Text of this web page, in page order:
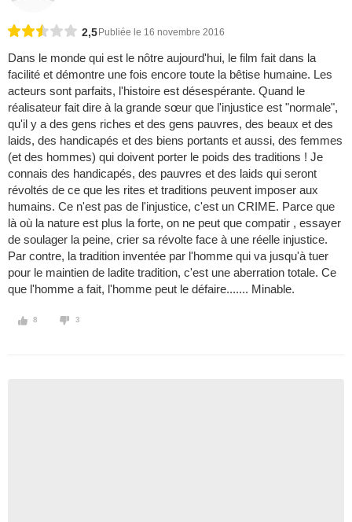
2,5 Publiée le 16 novembre 2016
Dans le monde qui est le nôtre aujourd'hui, le film fait dans la
facilité et démontre une fois encore toute la bêtise humaine. Les
acteurs sont parfaits, l'histoire est désespérante. Quand le
réalisateur fait dire à la grande sœur que l'injustice est "normale",
qu'il y a des gens riches et des gens pauvres, des beaux et des
laids, des handicapés et des biens portants et aussi, des femmes
(et des hommes) qui doivent porter le poids des traditions ! Je
connais des handicapés, des pauvres et des laids qui seront
révoltés de ce que les rites et traditions peuvent imposer aux
humains. Ce n'est pas de l'injustice, c'est un CRIME. Parce que
là où la nature est plus la forte, on ne peut que compatir , essayer
de soulager la peine, crier sa révolte face à une réelle injustice.
Par contre, la tradition inventée par l'homme qui va jusqu'à tuer
pour le maintien de ladite tradition, c'est une aberration totale. Ce
que l'homme a fait, l'homme peut le défaire....... Minable.
8 3